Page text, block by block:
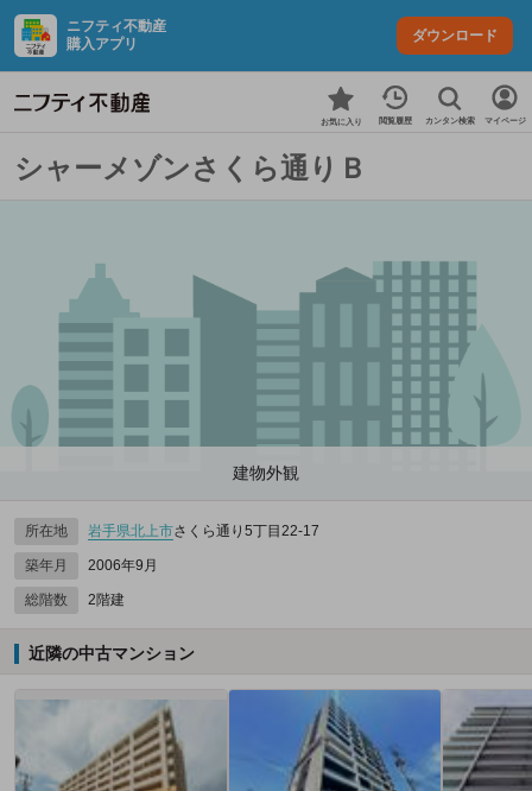
ニフティ不動産
購入アプリ
ダウンロード
お気に入り 閲覧履歴 カンタン検索 マイページ
シャーメゾンさくら通りＢ
建物外観
所在地 岩手県北上市さくら通り5丁目22-17
築年月 2006年9月
総階数 2階建
近隣の中古マンション